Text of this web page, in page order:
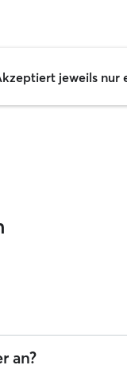
jeweils nur
Walker bei Rover
Der Preis eines
an?